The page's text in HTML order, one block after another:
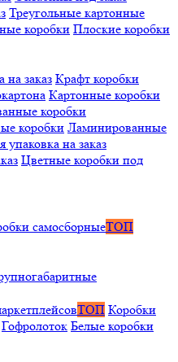
Треугольные картонные
коробки Плоские коробки
на заказ Крафт коробки
Картонные коробки
коробки
коробки Ламинированные
упаковка на заказ
Цветные коробки под
самосборныеТОП
ТОП Коробки
Гофролоток Белые коробки